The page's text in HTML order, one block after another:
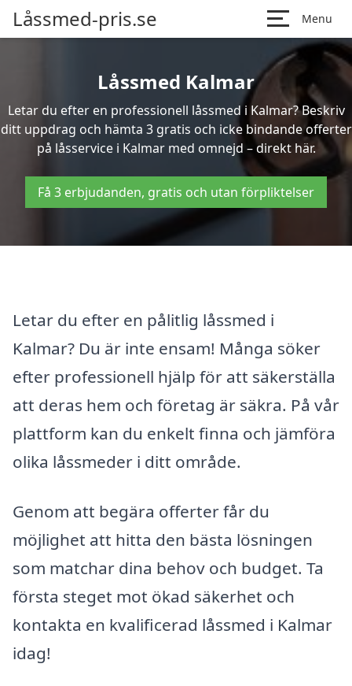
Låssmed-pris.se Menu
Låssmed Kalmar
Letar du efter en professionell låssmed i Kalmar? Beskriv
ditt uppdrag och hämta 3 gratis och icke bindande offerter
på låsservice i Kalmar med omnejd – direkt här.
Få 3 erbjudanden, gratis och utan förpliktelser
Letar du efter en pålitlig låssmed i
Kalmar? Du är inte ensam! Många söker
efter professionell hjälp för att säkerställa
att deras hem och företag är säkra. På vår
plattform kan du enkelt finna och jämföra
olika låssmeder i ditt område.
Genom att begära offerter får du
möjlighet att hitta den bästa lösningen
som matchar dina behov och budget. Ta
första steget mot ökad säkerhet och
kontakta en kvalificerad låssmed i Kalmar
idag!